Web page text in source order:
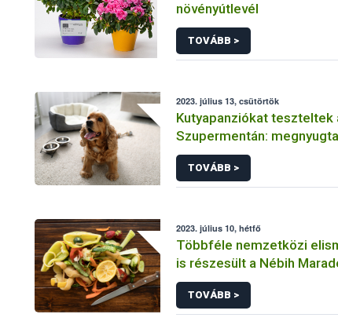
növényútlevél
TOVÁBB >
2023. július 13, csütörtök
Kutyapanziókat teszteltek
Szupermentán:
eredmények születtek
TOVÁBB >
2023. július 10, hétfő
Többféle nemzetközi
is részesült a Nébih
programja
TOVÁBB >